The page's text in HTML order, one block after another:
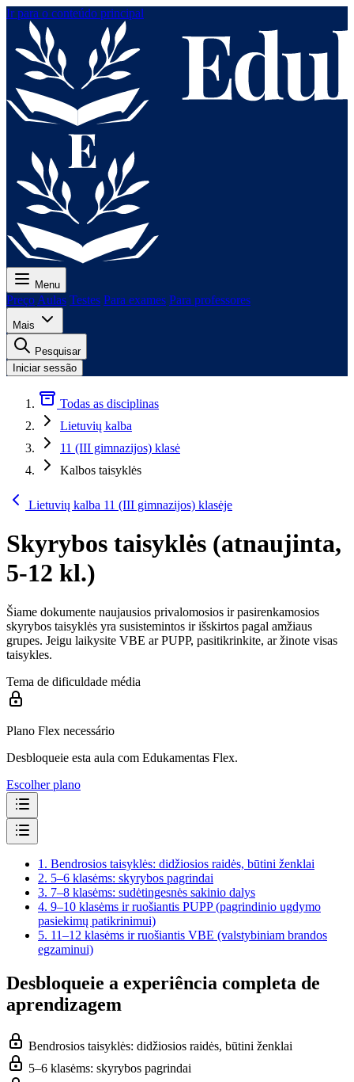
Ir para o conteúdo principal
Menu
Preço Aulas Testes Para exames Para professores
Mais
Pesquisar
Iniciar sessão
Todas as disciplinas
Lietuvių kalba
11 (III gimnazijos) klasė
Kalbos taisyklės
Lietuvių kalba 11 (III gimnazijos) klasėje
Skyrybos taisyklės (atnaujinta,
5-12 kl.)
Šiame dokumente naujausios privalomosios ir pasirenkamosios
skyrybos taisyklės yra susistemintos ir išskirtos pagal amžiaus
grupes. Jeigu laikysite VBE ar PUPP, pasitikrinkite, ar žinote visas
taisykles.
Tema de dificuldade média
Plano Flex necessário
Desbloqueie esta aula com Edukamentas Flex.
Escolher plano
1. Bendrosios taisyklės: didžiosios raidės, būtini ženklai
2. 5–6 klasėms: skyrybos pagrindai
3. 7–8 klasėms: sudėtingesnės sakinio dalys
4. 9–10 klasėms ir ruošiantis PUPP (pagrindinio ugdymo
pasiekimų patikrinimui)
5. 11–12 klasėms ir ruošiantis VBE (valstybiniam brandos
egzaminui)
Desbloqueie a experiência completa de
aprendizagem
Bendrosios taisyklės: didžiosios raidės, būtini ženklai
5–6 klasėms: skyrybos pagrindai